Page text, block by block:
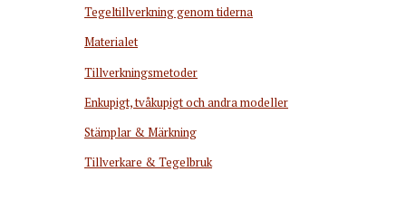
Tegeltillverkning genom tiderna
Materialet
Tillverkningsmetoder
Enkupigt, tvåkupigt och andra modeller
Stämplar & Märkning
Tillverkare & Tegelbruk